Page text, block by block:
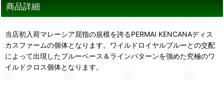
商品詳細
当店初入荷マレーシア屈指の規模を誇るPERMAI KENCANAディス
カスファームの個体となります。ワイルドロイヤルブルーとの交配
によって出現したブルーベース＆ラインパターンを強めた究極のワ
イルドクロス個体となります。